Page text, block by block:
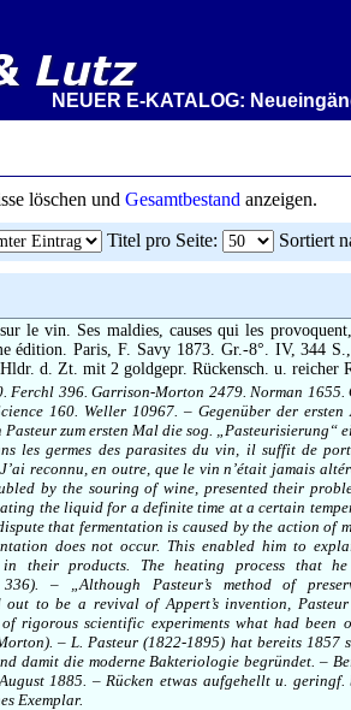
NEUER E-KATALOG:
löschen und Gesamtbestand anzeigen.
Titel pro Seite: Sortiert
le vin. Ses maldies, causes qui les
édition. Paris, F. Savy 1873. Gr.-8°. IV, 344
d. Zt. mit 2 goldgepr. Rückensch. u. reicher
Ferchl 396. Garrison-Morton 2479. Norman
160. Weller 10967. – Gegenüber der
Pasteur zum ersten Mal die sog.
les germes des parasites du vin, il suffit de
reconnu, en outre, que le vin n’était jamais
by the souring of wine, presented their
the liquid for a definite time at a certain
that fermentation is caused by the action of
does not occur. This enabled him to
in their products. The heating process that
336). – „Although Pasteur’s method of
out to be a revival of Appert’s invention,
rigorous scientific experiments what had
– L. Pasteur (1822-1895) hat bereits 1857
damit die moderne Bakteriologie begründet. –
1885. – Rücken etwas aufgehellt u.
Exemplar.